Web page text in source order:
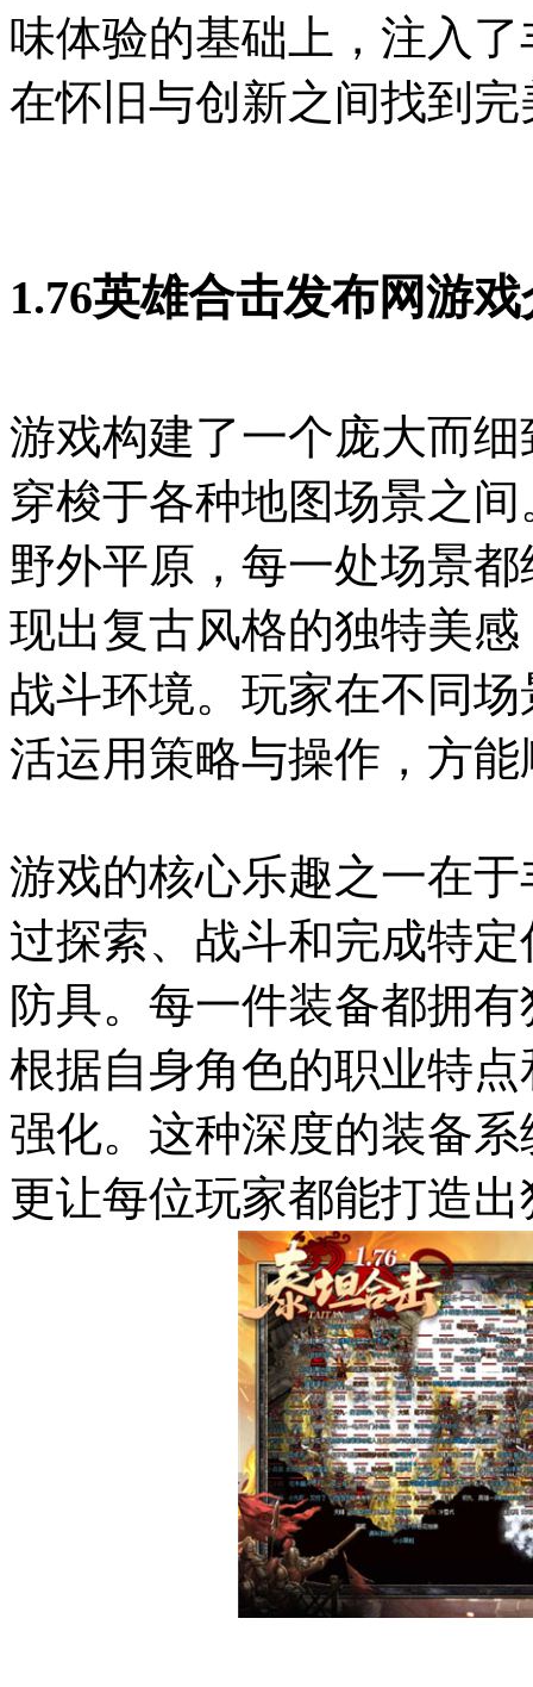
味体验的基础上，注入
在怀旧与创新之间找到
1.76英雄合击发布网游
游戏构建了一个庞大而
穿梭于各种地图场景之
野外平原，每一处场景
现出复古风格的独特美
战斗环境。玩家在不同
活运用策略与操作，方
游戏的核心乐趣之一在
过探索、战斗和完成特
防具。每一件装备都拥
根据自身角色的职业特
强化。这种深度的装备
更让每位玩家都能打造